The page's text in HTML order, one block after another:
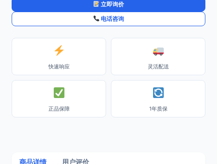
立即询价
电话咨询
快速响应 灵活配送
正品保障 1年质保
商品详情 用户评价